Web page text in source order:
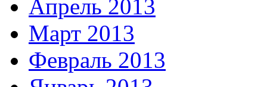
Апрель 2013
Март 2013
Февраль 2013